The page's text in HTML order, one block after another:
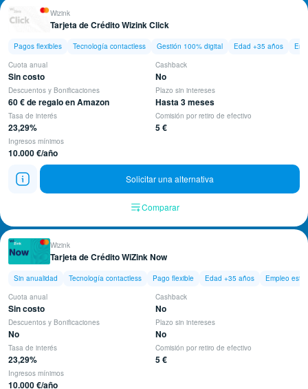
Wizink
Tarjeta de Crédito Wizink Click
Pagos flexibles Tecnología contactless Gestión 100% digital Edad +35 años
Cuota anual
Sin costo
Cashback
No
Descuentos y Bonificaciones
60 € de regalo en Amazon
Plazo sin intereses
Hasta 3 meses
Tasa de interés
23,29%
Comisión por retiro de efectivo
5 €
Ingresos mínimos
10.000 €/año
Solicitar una alternativa
Comparar
Wizink
Tarjeta de Crédito WiZink Now
Sin anualidad Tecnología contactless Pago flexible Edad +35 años
Empleo
Cuota anual
Sin costo
Cashback
No
Descuentos y Bonificaciones
No
Plazo sin intereses
No
Tasa de interés
23,29%
Comisión por retiro de efectivo
5 €
Ingresos mínimos
10.000 €/año